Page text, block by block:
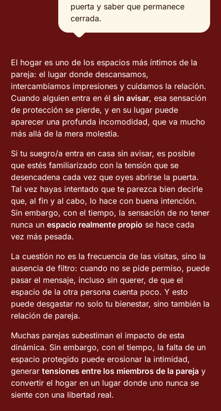
puerta y saber que permanece
cerrada.
El hogar es uno de los espacios más íntimos de la
pareja: el lugar donde descansamos,
intercambiamos impresiones y cuidamos la relación.
Cuando alguien entra en él sin avisar, esa sensación
de protección se pierde, y en su lugar puede
aparecer una profunda incomodidad, que va mucho
más allá de la mera molestia.
Si tu suegro/a entra en casa sin avisar, es posible
que estés familiarizado con la tensión que se
desencadena cada vez que oyes abrirse la puerta.
Tal vez hayas intentado que te parezca bien decirle
que, al fin y al cabo, lo hace con buena intención.
Sin embargo, con el tiempo, la sensación de no tener
nunca unespacio realmente propio se hace cada
vez más pesada.
La cuestión no es la frecuencia de las visitas, sino la
ausencia de filtro: cuando no se pide permiso, puede
pasar el mensaje, incluso sin querer, de que el
espacio de la otra persona cuenta poco. Y esto
puede desgastar no solo tu bienestar, sino también la
relación de pareja.
Muchas parejas subestiman el impacto de esta
dinámica. Sin embargo, con el tiempo, la falta de un
espacio protegido puede erosionar la intimidad,
generartensiones entre los miembros de la pareja y
convertir el hogar en un lugar donde uno nunca se
siente con una libertad real.